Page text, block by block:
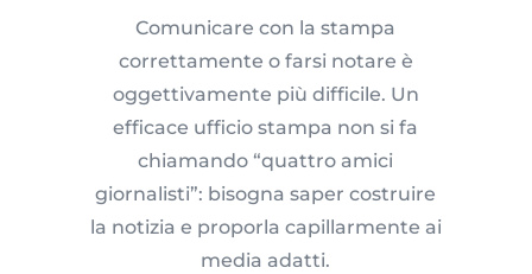
Comunicare con la stampa
correttamente o farsi notare è
oggettivamente più difficile. Un
efficace ufficio stampa non si fa
chiamando “quattro amici
giornalisti”: bisogna saper costruire
la notizia e proporla capillarmente ai
media adatti.